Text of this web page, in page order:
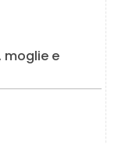
moglie e